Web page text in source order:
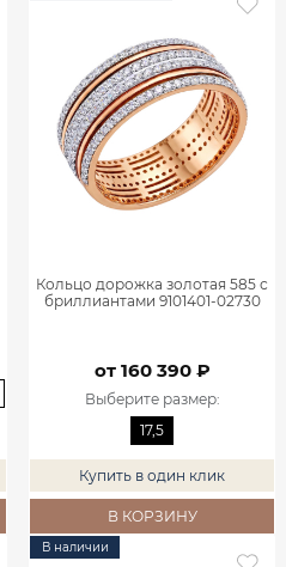
Кольцо дорожка золотая 585 с
бриллиантами 9101401-02730
от 160 390 ₽
Выберите размер:
17,5
Купить в один клик
В КОРЗИНУ
В наличии